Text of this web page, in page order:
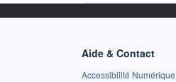
Aide & Contact
Accessibilité Numérique